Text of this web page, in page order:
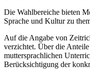
Die Wahlbereiche bieten
Sprache und Kultur zu
Auf die Angabe von
verzichtet. Über die
muttersprachlichen
Berücksichtigung der